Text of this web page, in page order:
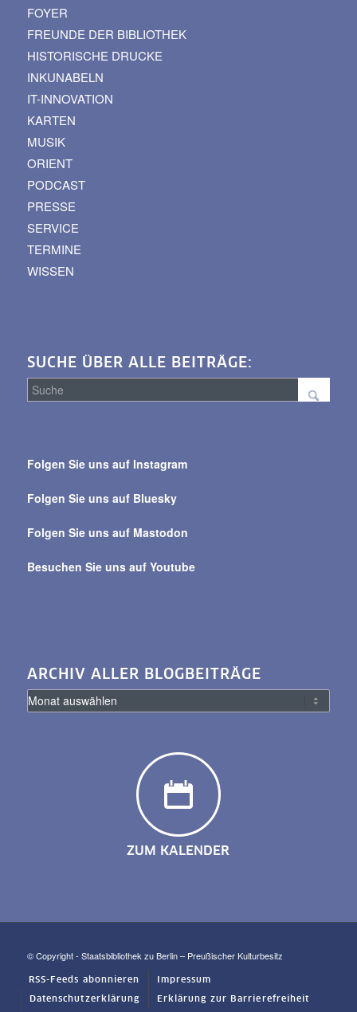
FOYER
FREUNDE DER BIBLIOTHEK
HISTORISCHE DRUCKE
INKUNABELN
IT-INNOVATION
KARTEN
MUSIK
ORIENT
PODCAST
PRESSE
SERVICE
TERMINE
WISSEN
SUCHE ÜBER ALLE BEITRÄGE:
alle
Folgen Sie uns auf Instagram
Folgen Sie uns auf Bluesky
Folgen Sie uns auf Mastodon
Besuchen Sie uns auf Youtube
ARCHIV ALLER BLOGBEITRÄGE
ZUM KALENDER
© Copyright - Staatsbibliothek zu Berlin – Preußischer Kulturbesitz
RSS-Feeds abonnieren Impressum
Datenschutzerklärung Erklärung zur Barrierefreiheit